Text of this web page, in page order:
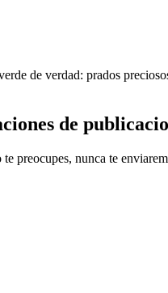
de verdad: prados
de
preocupes, nunca te